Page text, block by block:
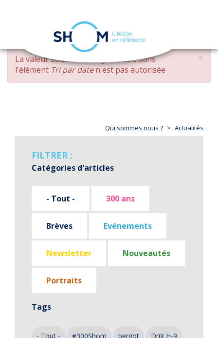
Aller
contenu
principal
navigation
×
MESSAGE
D'ERREUR
La valeur soumise changed DESCdans
l'élément Tri par daten'est pas autorisée
Qui sommes nous ? Actualités
FILTRER :
Catégories d'articles
- Tout - 300 ans
Brèves Evénements
Newsletter Nouveautés
Portraits
Tags
- Tout - #300Shom bergot DriX H-9